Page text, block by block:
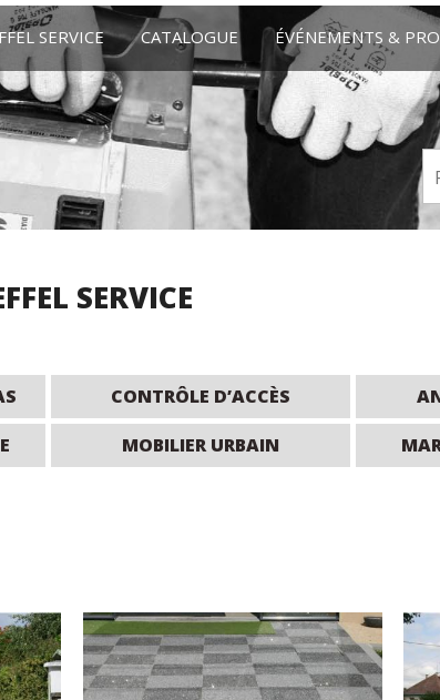
SERVICE CATALOGUE ÉVÉNEMENTS &
SERVICE
CONTRÔLE D’ACCÈS
MOBILIER URBAIN